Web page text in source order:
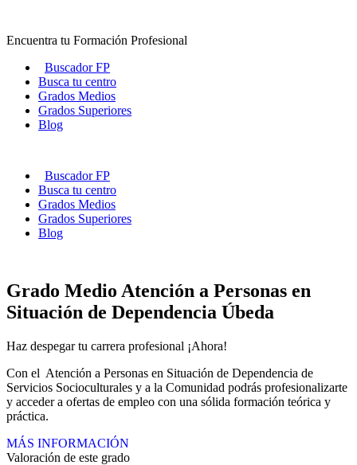
contenido
Encuentra tu Formación Profesional
Buscador FP
Busca tu centro
Grados Medios
Grados Superiores
Blog
Buscador FP
Busca tu centro
Grados Medios
Grados Superiores
Blog
Grado Medio Atención a Personas en
Situación de Dependencia Úbeda
Haz despegar tu carrera profesional ¡Ahora!
Con el Atención a Personas en Situación de Dependencia de
Servicios Socioculturales y a la Comunidad podrás profesionalizarte
y acceder a ofertas de empleo con una sólida formación teórica y
práctica.
MÁS INFORMACIÓN
Valoración de este grado